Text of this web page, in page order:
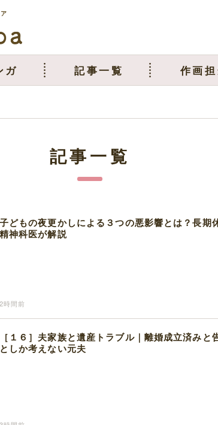
ガ 記事一覧 作画
記事一覧
子どもの夜更かしによる３つの悪影響とは？長期
精神科医が解説
2時間前
［１６］夫家族と遺産トラブル｜離婚成立済みと
としか考えない元夫